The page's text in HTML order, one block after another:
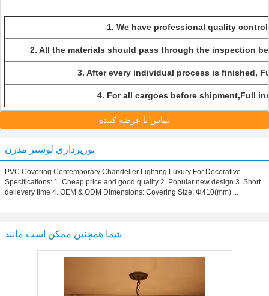
1. We have professional quality control
2. All the materials should pass through the inspection
3. After every individual process is finished,
4. For all cargoes before shipment,Full
تماس با عرضه کننده
نورپردازی لوستر مدرن
PVC Covering Contemporary Chandelier Lighting Luxury For Decorative
Specifications: 1. Cheap price and good quality 2. Popular new design 3. Short
delievery time 4. OEM & ODM Dimensions: Covering Size: Φ410(mm) ...
شما همچنین ممکن است مانند